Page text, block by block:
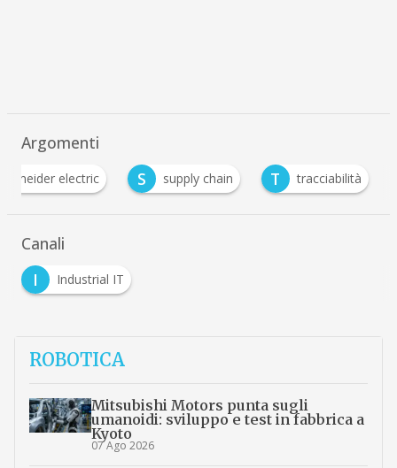
Argomenti
schneider electric S supply chain T tracciabilità
Canali
I
Industrial IT
ROBOTICA
Mitsubishi Motors punta sugli
umanoidi: sviluppo e test in fabbrica a
Kyoto
07 Ago 2026